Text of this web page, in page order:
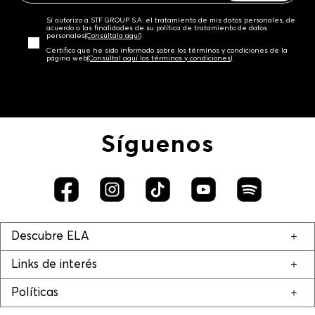
Sí autorizo a STF GROUP S.A. el tratamiento de mis datos personales, de
acuerdo a las finalidades de su política de tratamiento de datos
personales‎(Consúltala aquí)
Certifico que he sido informado sobre los términos y condiciones de la
página web‎(Consúltal aquí los términos y condiciones)
Síguenos
Descubre ELA
Links de interés
Políticas